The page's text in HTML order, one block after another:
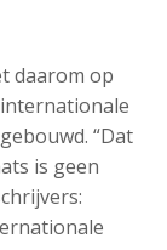
daarom op
“Dat
is geen